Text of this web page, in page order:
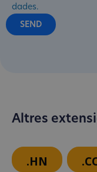
dades.
Altres
.HN